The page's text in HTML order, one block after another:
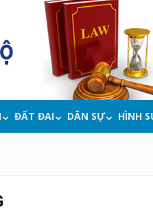
ĐẤT ĐAI DÂN SỰ HÌNH